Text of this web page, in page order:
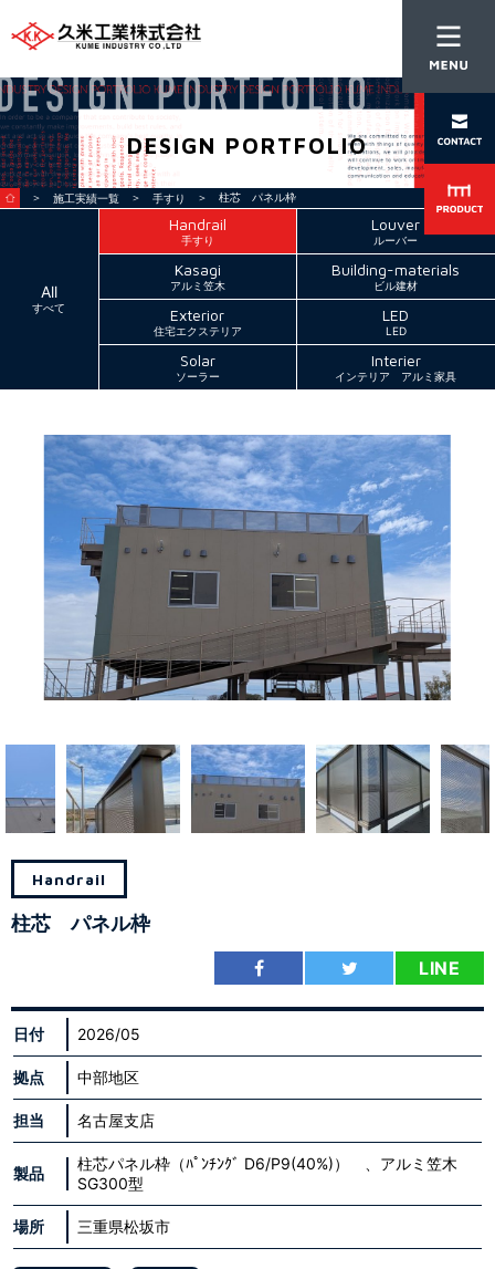
DESIGN PORTFOLIO
＞ 施工実績一覧 ＞ 手すり ＞ 柱芯 パネル枠
All
すべて
Handrail
手すり
Louver
ルーバー
Kasagi
アルミ笠木
Building-materials
ビル建材
Exterior
住宅エクステリア
LED
LED
Solar
ソーラー
Interier
インテリア アルミ家具
Handrail
柱芯 パネル枠
LINE
日付 2026/05
拠点 中部地区
担当 名古屋支店
製品
柱芯パネル枠（ﾊﾟﾝﾁﾝｸﾞ D6/P9(40%)） 、アルミ笠木
SG300型
場所 三重県松坂市